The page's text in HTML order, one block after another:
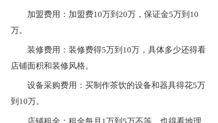
加盟费用：加盟费10万到20万，保证金5万到10
万。
装修费用：装修费得5万到10万，具体多少还得看
店铺面积和装修风格。
设备采购费用：买制作茶饮的设备和器具得花5万
到10万。
店铺租金：租金每月1万到5万不等，也得看地理